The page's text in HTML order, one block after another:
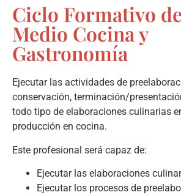
Ciclo Formativo
Medio Cocina y
Gastronomía
Ejecutar las actividades de
conservación, terminación/
todo tipo de elaboraciones culinarias
producción en cocina.
Este profesional será capaz de:
Ejecutar las elaboraciones
Ejecutar los procesos de